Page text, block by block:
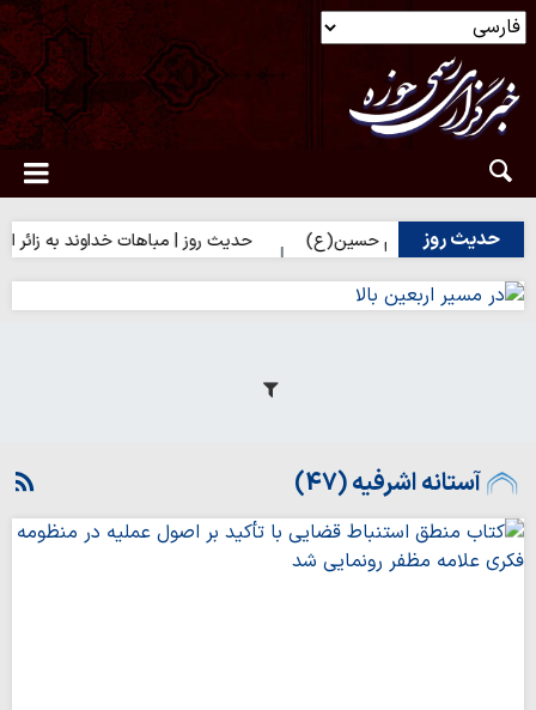
حدیث روز
زائران امام حسین(ع) حدیث روز | مباهات خداوند به زائر امام
آستانه اشرفیه (47)